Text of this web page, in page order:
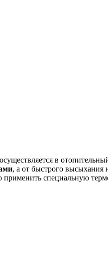
в
, а от быстрого высыхания
специальную